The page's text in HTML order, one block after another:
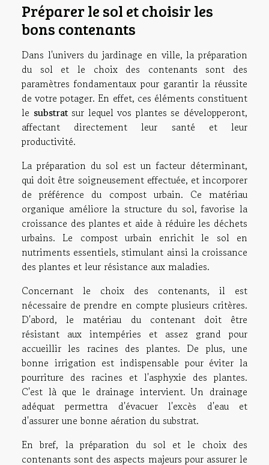
Préparer le sol et choisir les
bons contenants
Dans l'univers du jardinage en ville, la préparation
du sol et le choix des contenants sont des
paramètres fondamentaux pour garantir la réussite
de votre potager. En effet, ces éléments constituent
le substratsur lequel vos plantes se développeront,
affectant directement leur santé et leur
productivité.
La préparation du sol est un facteur déterminant,
qui doit être soigneusement effectuée, et incorporer
de préférence du compost urbain. Ce matériau
organique améliore la structure du sol, favorise la
croissance des plantes et aide à réduire les déchets
urbains. Le compost urbain enrichit le sol en
nutriments essentiels, stimulant ainsi la croissance
des plantes et leur résistance aux maladies.
Concernant le choix des contenants, il est
nécessaire de prendre en compte plusieurs critères.
D'abord, le matériau du contenant doit être
résistant aux intempéries et assez grand pour
accueillir les racines des plantes. De plus, une
bonne irrigation est indispensable pour éviter la
pourriture des racines et l'asphyxie des plantes.
C'est là que le drainage intervient. Un drainage
adéquat permettra d'évacuer l'excès d'eau et
d'assurer une bonne aération du substrat.
En bref, la préparation du sol et le choix des
contenants sont des aspects majeurs pour assurer le